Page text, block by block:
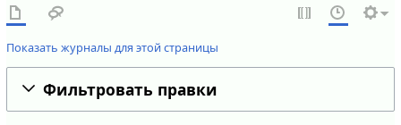
Показать журналы для этой страницы
Фильтровать правки